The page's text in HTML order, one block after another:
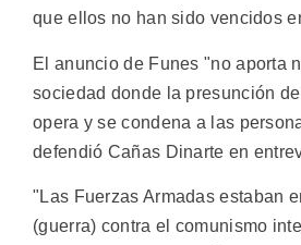
que ellos no han sido vencidos
El anuncio de Funes "no aporta
sociedad donde la presunción
opera y se condena a las
defendió Cañas Dinarte en
"Las Fuerzas Armadas estaban
(guerra) contra el comunismo